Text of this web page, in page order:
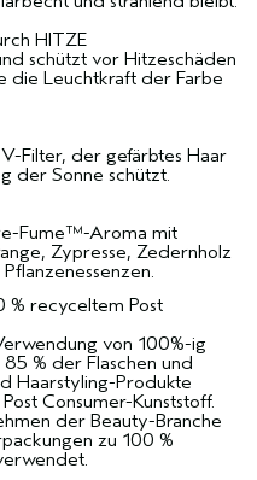
HITZE
schützt vor Hitzeschäden
die Leuchtkraft der Farbe
Filter, der gefärbtes Haar
der Sonne schützt.
Fume™-Aroma mit
Zypresse, Zedernholz
% recyceltem Post
von 100%-ig
% der Flaschen und
Haarstyling-Produkte
Consumer-Kunststoff.
der Beauty-Branche
zu 100 %